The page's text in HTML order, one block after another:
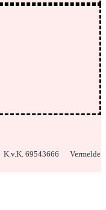
K.v.K. 69543666 Vermelde